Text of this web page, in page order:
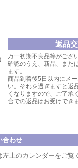
返品
万一初期不良品等がござ
確認のうえ、新品、また
ます。
商品到着後5日以内にメ
い。それを過ぎますと返
くなりますので、ご了承
合での返品はお受けでき
合わせ
上のカレンダーをご覧